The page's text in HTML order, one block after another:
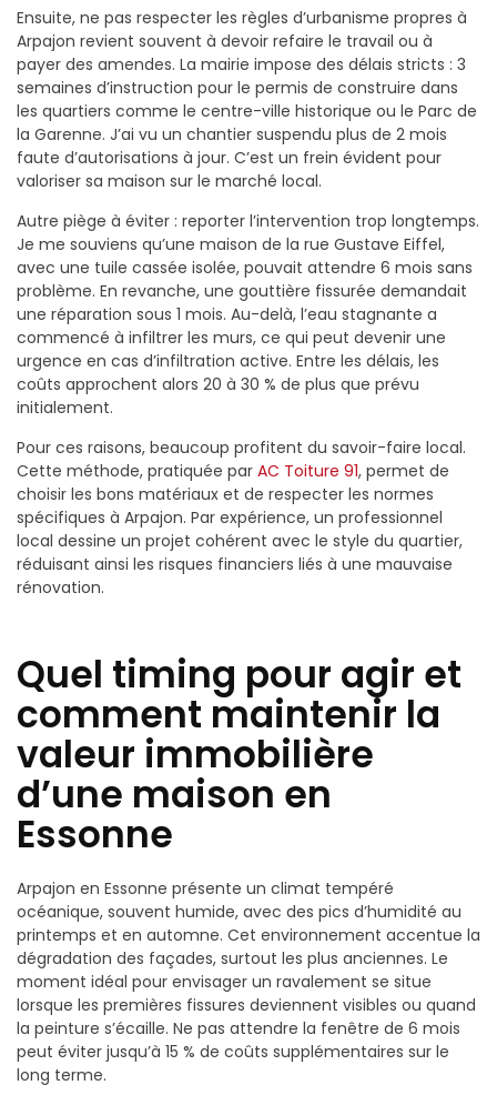
Ensuite, ne pas respecter les règles d’urbanisme propres à
Arpajon revient souvent à devoir refaire le travail ou à
payer des amendes. La mairie impose des délais stricts : 3
semaines d’instruction pour le permis de construire dans
les quartiers comme le centre-ville historique ou le Parc de
la Garenne. J’ai vu un chantier suspendu plus de 2 mois
faute d’autorisations à jour. C’est un frein évident pour
valoriser sa maison sur le marché local.
Autre piège à éviter : reporter l’intervention trop longtemps.
Je me souviens qu’une maison de la rue Gustave Eiffel,
avec une tuile cassée isolée, pouvait attendre 6 mois sans
problème. En revanche, une gouttière fissurée demandait
une réparation sous 1 mois. Au-delà, l’eau stagnante a
commencé à infiltrer les murs, ce qui peut devenir une
urgence en cas d’infiltration active. Entre les délais, les
coûts approchent alors 20 à 30 % de plus que prévu
initialement.
Pour ces raisons, beaucoup profitent du savoir-faire local.
Cette méthode, pratiquée par AC Toiture 91, permet de
choisir les bons matériaux et de respecter les normes
spécifiques à Arpajon. Par expérience, un professionnel
local dessine un projet cohérent avec le style du quartier,
réduisant ainsi les risques financiers liés à une mauvaise
rénovation.
Quel timing pour agir et
comment maintenir la
valeur immobilière
d’une maison en
Essonne
Arpajon en Essonne présente un climat tempéré
océanique, souvent humide, avec des pics d’humidité au
printemps et en automne. Cet environnement accentue la
dégradation des façades, surtout les plus anciennes. Le
moment idéal pour envisager un ravalement se situe
lorsque les premières fissures deviennent visibles ou quand
la peinture s’écaille. Ne pas attendre la fenêtre de 6 mois
peut éviter jusqu’à 15 % de coûts supplémentaires sur le
long terme.